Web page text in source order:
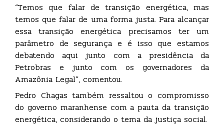
“Temos que falar de transição energética, mas
temos que falar de uma forma justa. Para alcançar
essa transição energética precisamos ter um
parâmetro de segurança e é isso que estamos
debatendo aqui junto com a presidência da
Petrobras e junto com os governadores da
Amazônia Legal”, comentou.
Pedro Chagas também ressaltou o compromisso
do governo maranhense com a pauta da transição
energética, considerando o tema da justiça social.